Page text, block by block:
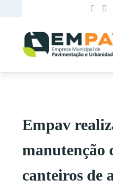
Empav
manutenção
canteiros de